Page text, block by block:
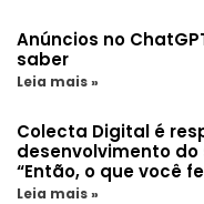
Anúncios no
saber
Leia mais »
Colecta Digital é
desenvolvimento
“Então, o que você
Leia mais »